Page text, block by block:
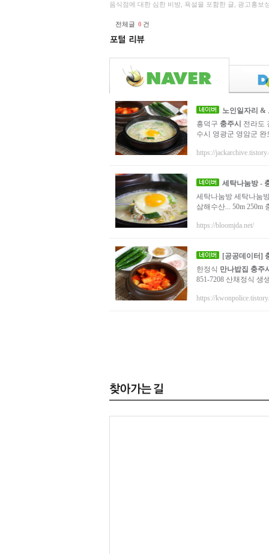
음식점에 대한 심한 비방, 욕설을 포함한 글, 광고홍
전체글 0 건
노인일자리 &
흥덕구 충주시 전라도
수시 영광군 영암군
https://
세탁나눔방 -
세탁나눔방 세탁나눔
삼해수산... 50m 250m
https://bloomjda.net/
[공공데이터]
한정식 만나밥집 충주
851-7208 산채정식 생
https://